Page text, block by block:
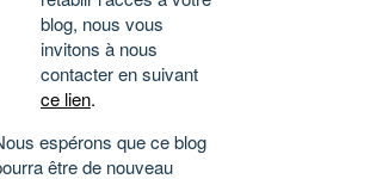
blog, nous vous
invitons à nous
contacter en suivant
ce lien.
espérons que ce blog
être de nouveau